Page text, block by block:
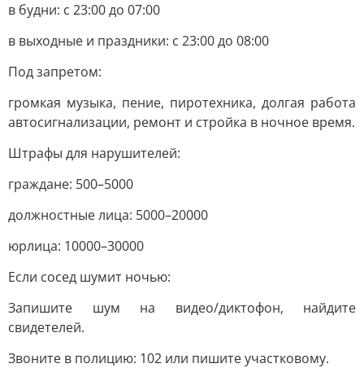
в будни: с 23:00 до 07:00
в выходные и праздники: с 23:00 до 08:00
Под запретом:
громкая музыка, пение, пиротехника, долгая работа
автосигнализации, ремонт и стройка в ночное время.
Штрафы для нарушителей:
граждане: 500–5000
должностные лица: 5000–20000
юрлица: 10000–30000
Если сосед шумит ночью:
Запишите шум на видео/диктофон, найдите
свидетелей.
Звоните в полицию: 102 или пишите участковому.